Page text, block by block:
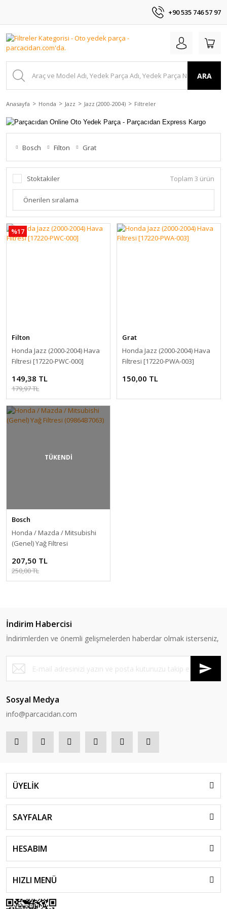
+90 535 746 57 97
ARA
Anasayfa Honda Jazz Jazz (2000-2004) Filtreler
Bosch Filton Grat
Stoktakiler Toplam 3 ürün
%17
Filton
Honda Jazz (2000-2004) Hava
Filtresi [17220-PWC-000]
149,38 TL
179,97 TL
Grat
Honda Jazz (2000-2004) Hava
Filtresi [17220-PWA-003]
150,00 TL
TÜKENDİ
Bosch
Honda / Mazda / Mitsubishi
(Genel) Yağ Filtresi
207,50 TL
250,00 TL
İndirim Habercisi
İndirimlerden ve önemli gelişmelerden haberdar olmak isterseniz,
Sosyal Medya
info@parcacidan.com
ÜYELİK
SAYFALAR
HESABIM
HIZLI MENÜ